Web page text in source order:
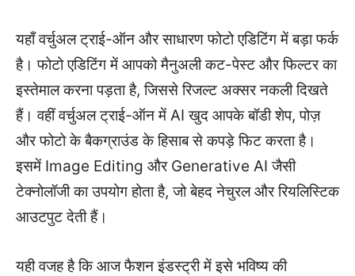
यहाँ वर्चुअल ट्राई-ऑन और साधारण फोटो एडिटिंग में बड़ा फर्क
है। फोटो एडिटिंग में आपको मैनुअली कट-पेस्ट और फिल्टर का
इस्तेमाल करना पड़ता है, जिससे रिजल्ट अक्सर नकली दिखते
हैं। वहीं वर्चुअल ट्राई-ऑन में AI खुद आपके बॉडी शेप, पोज़
और फोटो के बैकग्राउंड के हिसाब से कपड़े फिट करता है।
इसमें Image Editing और Generative AI जैसी
टेक्नोलॉजी का उपयोग होता है, जो बेहद नेचुरल और रियलिस्टिक
आउटपुट देती हैं।
यही वजह है कि आज फैशन इंडस्ट्री में इसे भविष्य की